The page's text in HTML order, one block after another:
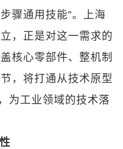
骤通用技能”。上海
，正是对这一需求的
核心零部件、整机制
，将打通从技术原型
为工业领域的技术落